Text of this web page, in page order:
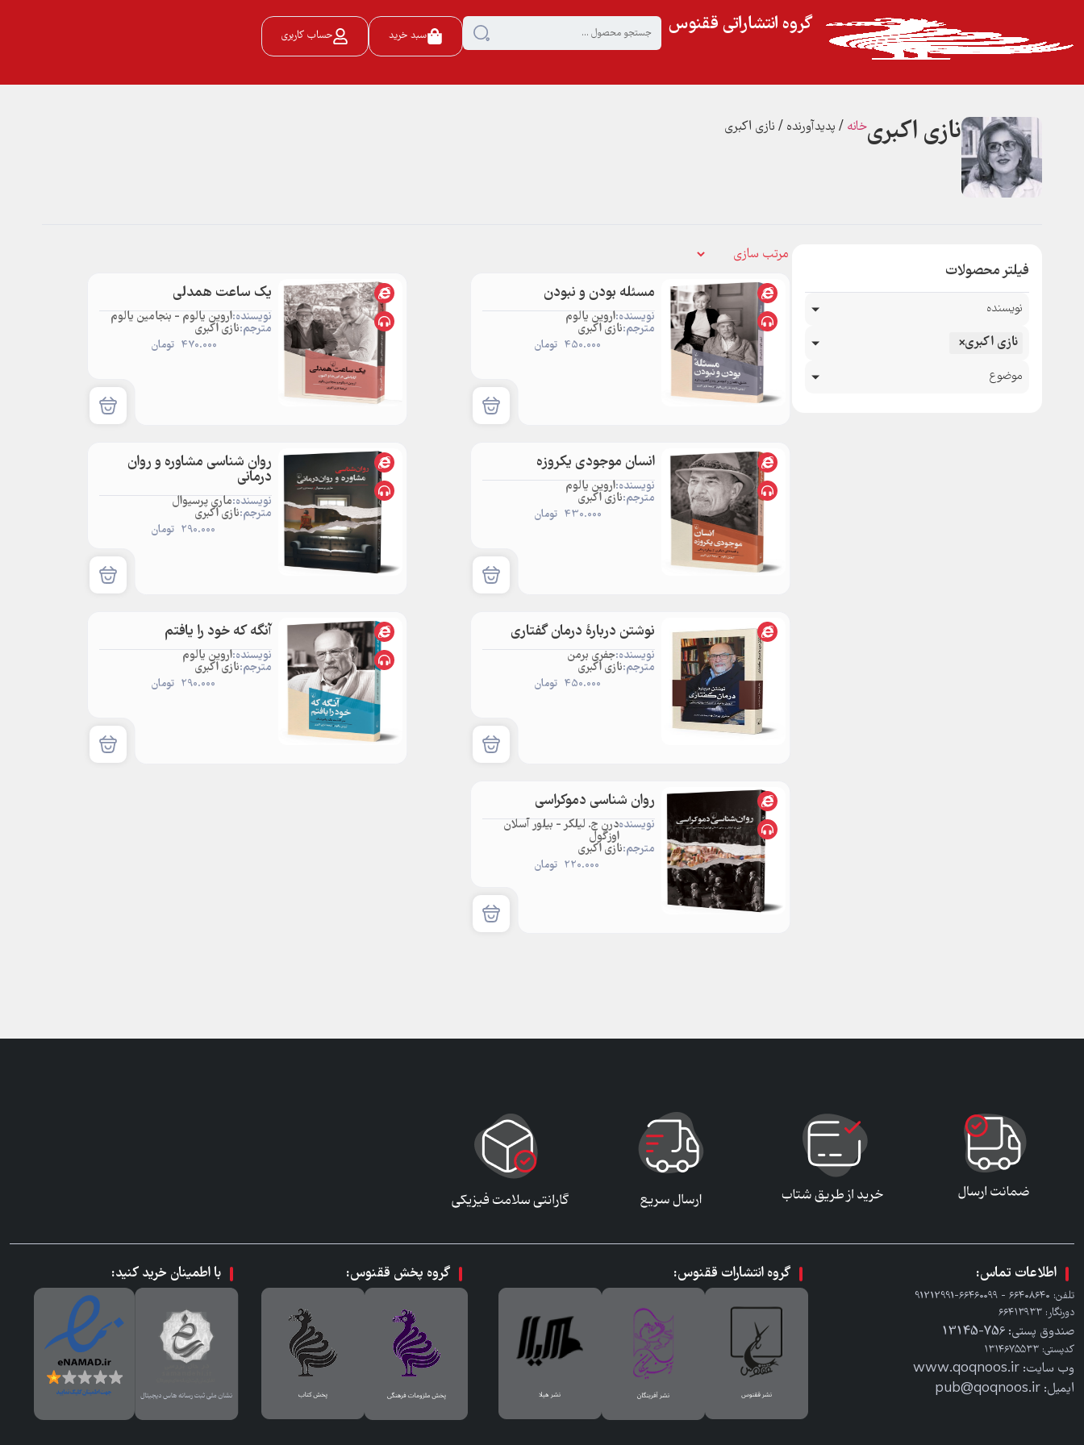
گروه انتشاراتی ققنوس سبد خرید حساب کاربری
نازی اکبریخانه / پدیدآورنده / نازی اکبری
فیلتر محصولات
نویسنده
نازی اکبری×
موضوع
مسئله بودن و نبودن
نویسنده:اروین یالوم
مترجم:نازی اکبری
450.000 تومان
یک ساعت همدلی
نویسنده:اروین یالوم - بنجامین یالوم
مترجم:نازی اکبری
470.000 تومان
انسان موجودی یکروزه
نویسنده:اروین یالوم
مترجم:نازی اکبری
430.000 تومان
روان شناسی مشاوره و روان
درمانی
نویسنده:ماری پرسیوال
مترجم:نازی اکبری
290.000 تومان
نوشتن دربارۀ درمان گفتاری
نویسنده:جفری برمن
مترجم:نازی اکبری
450.000 تومان
آنگه که خود را یافتم
نویسنده:اروین یالوم
مترجم:نازی اکبری
290.000 تومان
روان شناسی دموکراسی
نویسنده:درن ج. لیلکر - بیلور آسلان
اوزگول
مترجم:نازی اکبری
220.000 تومان
اطلاعات تماس:
تلفن: ٦٦٤٠٨٦٤٠ - ٦٦٤٦٠٠٩٩-91212991
دورنگار: ٦٦٤١٣٩٣٣
صندوق پستی: 756-13145
کدپستی: ۱۳۱۴۶۷۵۵۳۳
وب سایت: www.qoqnoos.ir
ایمیل: pub@qoqnoos.ir
گروه انتشارات ققنوس: گروه پخش ققنوس: با اطمینان خرید کنید: